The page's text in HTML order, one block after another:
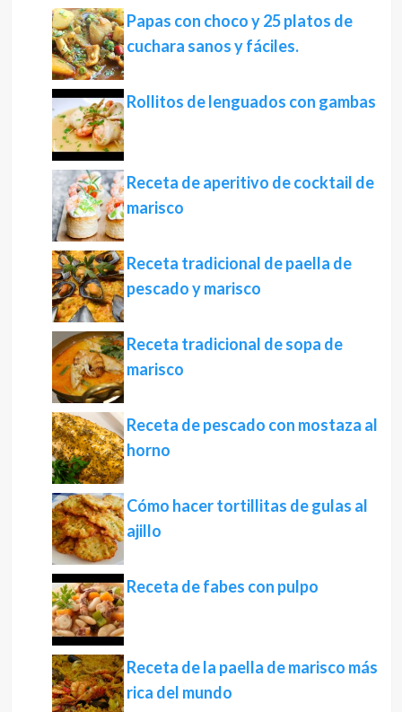
Papas con choco y 25 platos de
cuchara sanos y fáciles.
Rollitos de lenguados con gambas
Receta de aperitivo de cocktail de
marisco
Receta tradicional de paella de
pescado y marisco
Receta tradicional de sopa de
marisco
Receta de pescado con mostaza al
horno
Cómo hacer tortillitas de gulas al
ajillo
Receta de fabes con pulpo
Receta de la paella de marisco más
rica del mundo